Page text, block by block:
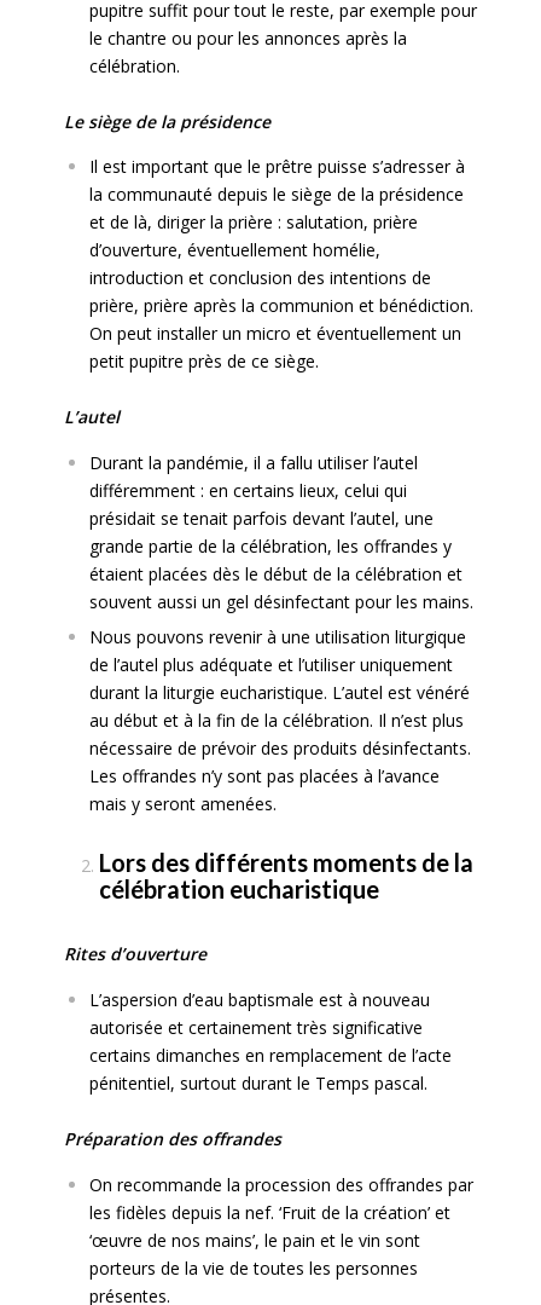
pupitre suffit pour tout le reste, par exemple pour
le chantre ou pour les annonces après la
célébration.
Le siège de la présidence
Il est important que le prêtre puisse s’adresser à
la communauté depuis le siège de la présidence
et de là, diriger la prière : salutation, prière
d’ouverture, éventuellement homélie,
introduction et conclusion des intentions de
prière, prière après la communion et bénédiction.
On peut installer un micro et éventuellement un
petit pupitre près de ce siège.
L’autel
Durant la pandémie, il a fallu utiliser l’autel
différemment : en certains lieux, celui qui
présidait se tenait parfois devant l’autel, une
grande partie de la célébration, les offrandes y
étaient placées dès le début de la célébration et
souvent aussi un gel désinfectant pour les mains.
Nous pouvons revenir à une utilisation liturgique
de l’autel plus adéquate et l’utiliser uniquement
durant la liturgie eucharistique. L’autel est vénéré
au début et à la fin de la célébration. Il n’est plus
nécessaire de prévoir des produits désinfectants.
Les offrandes n’y sont pas placées à l’avance
mais y seront amenées.
Lors des différents moments de la
célébration eucharistique
Rites d’ouverture
L’aspersion d’eau baptismale est à nouveau
autorisée et certainement très significative
certains dimanches en remplacement de l’acte
pénitentiel, surtout durant le Temps pascal.
Préparation des offrandes
On recommande la procession des offrandes par
les fidèles depuis la nef. ‘Fruit de la création’ et
‘œuvre de nos mains’, le pain et le vin sont
porteurs de la vie de toutes les personnes
présentes.